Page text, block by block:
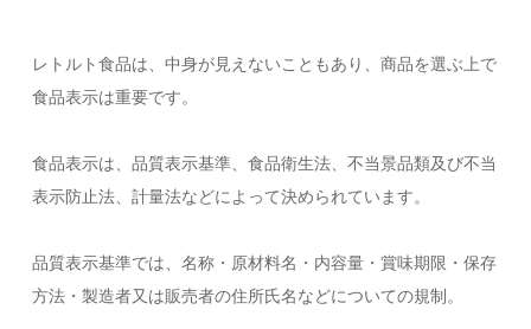
レトルト食品は、中身が見えないこともあり、商品を選ぶ上で
食品表示は重要です。
食品表示は、品質表示基準、食品衛生法、不当景品類及び不当
表示防止法、計量法などによって決められています。
品質表示基準では、名称・原材料名・内容量・賞味期限・保存
方法・製造者又は販売者の住所氏名などについての規制。